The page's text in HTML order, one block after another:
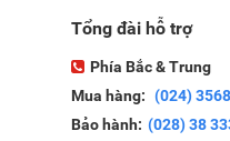
Tổng đài hỗ trợ
Phía Bắc & Trung
Mua hàng: (024)
Bảo hành: (028) 38